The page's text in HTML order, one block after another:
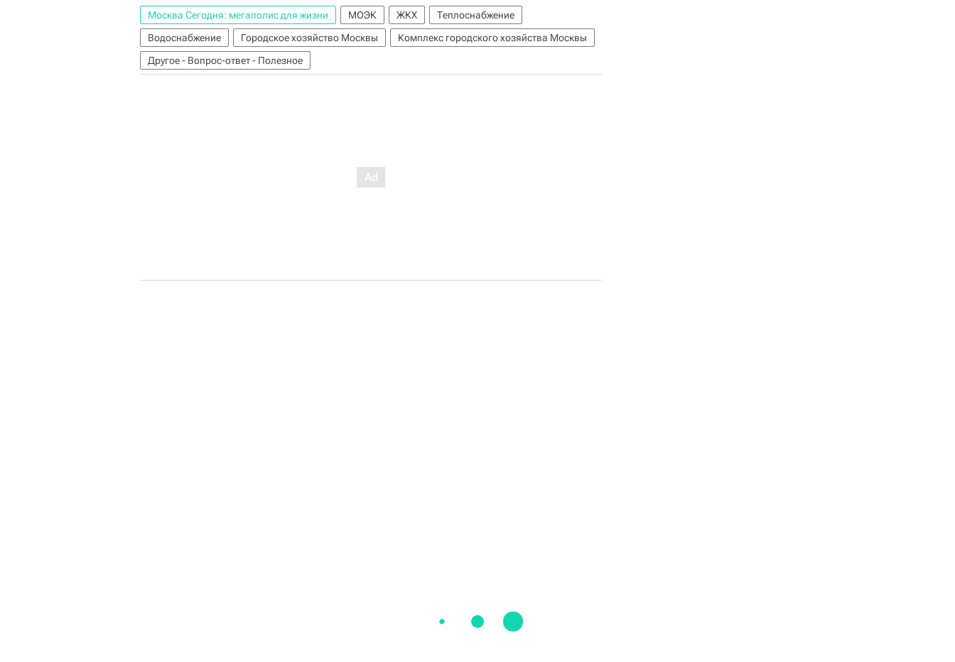
Москва Сегодня: мегаполис для жизни МОЭК ЖКХ
Теплоснабжение
Водоснабжение
Городское хозяйство Москвы
Комплекс городского хозяйства Москвы
Другое - Вопрос-ответ - Полезное